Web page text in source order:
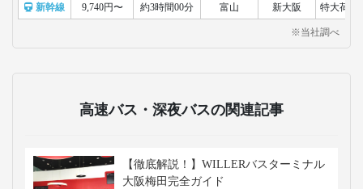
新幹線 9,740円〜 約3時間00分 富山 新大阪 特大荷物
※当社調べ
高速バス・深夜バスの関連記事
【徹底解説！】WILLERバスターミナル
大阪梅田完全ガイド